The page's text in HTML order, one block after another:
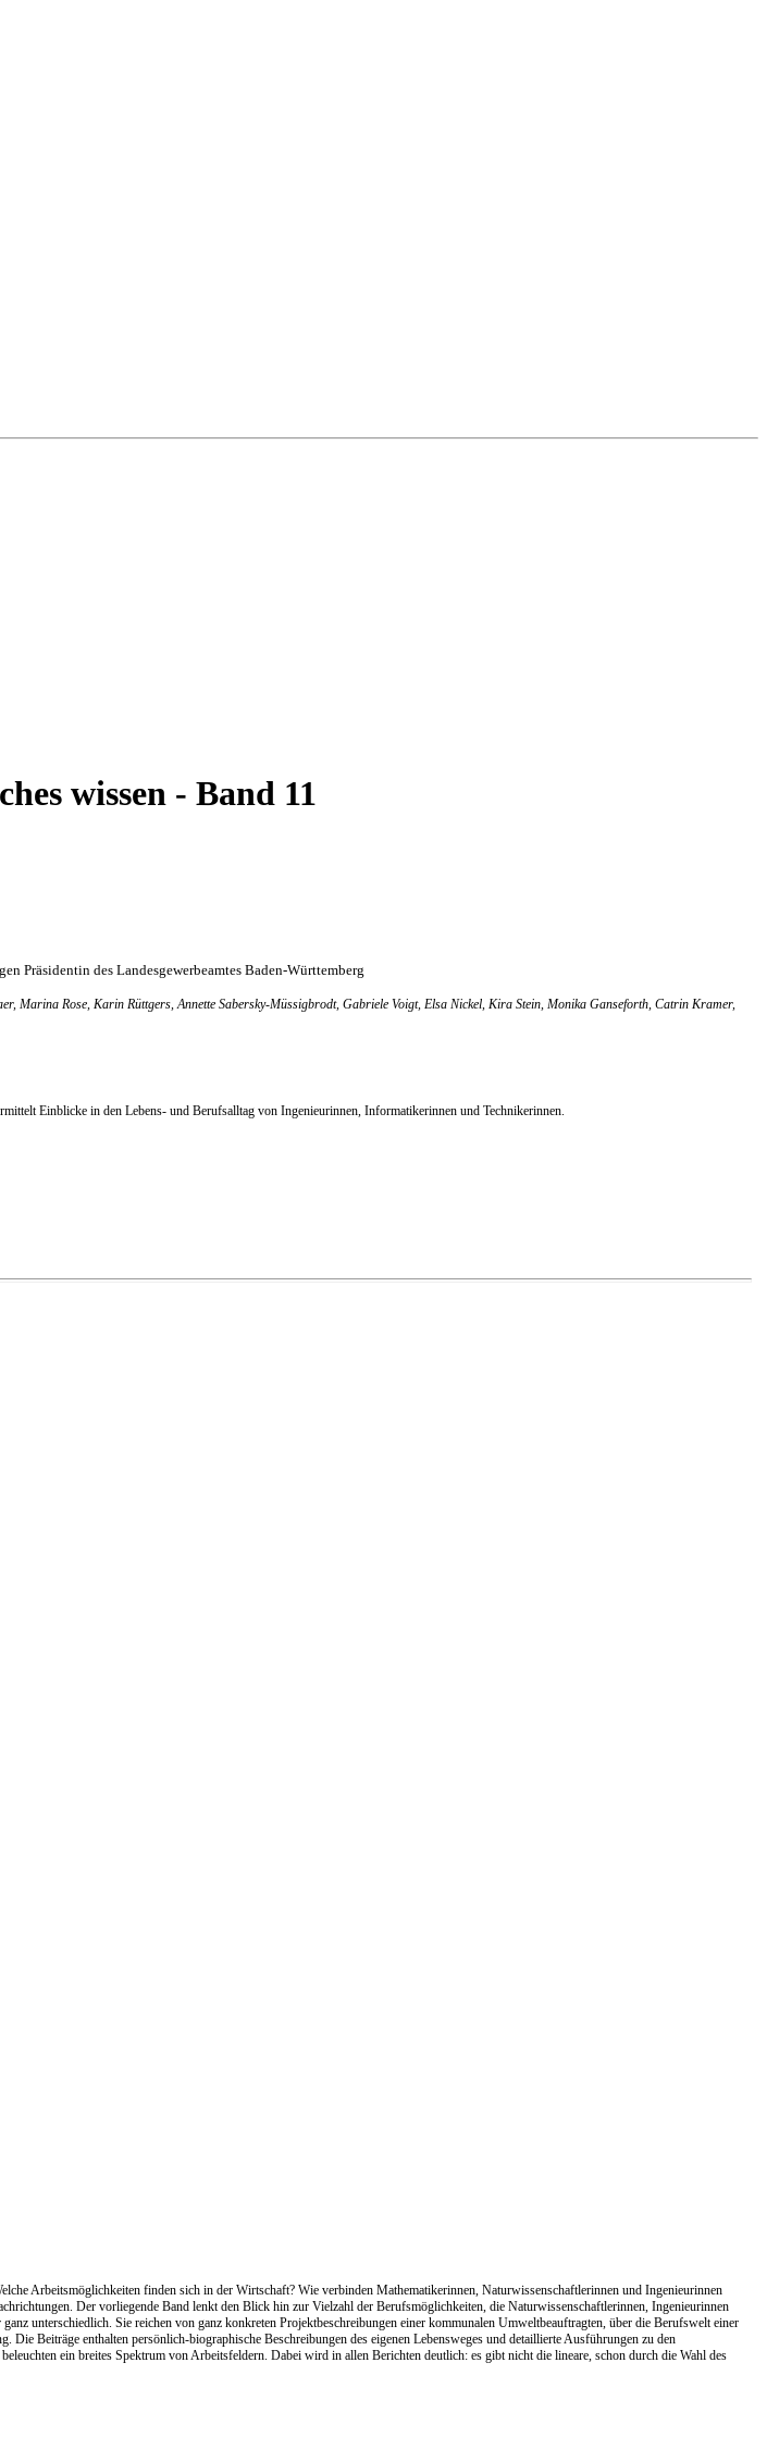
wissen - Band 11
Präsidentin des Landesgewerbeamtes Baden-Württemberg
Marina Rose, Karin Rüttgers, Annette Sabersky-Müssigbrodt, Gabriele Voigt, Elsa Nickel, Kira Stein, Monika Ganseforth, Catrin Kramer,
Einblicke in den Lebens- und Berufsalltag von Ingenieurinnen, Informatikerinnen und Technikerinnen.
Arbeitsmöglichkeiten finden sich in der Wirtschaft? Wie verbinden Mathematikerinnen, Naturwissenschaftlerinnen und Ingenieurinnen
Der vorliegende Band lenkt den Blick hin zur Vielzahl der Berufsmöglichkeiten, die Naturwissenschaftlerinnen, Ingenieurinnen
unterschiedlich. Sie reichen von ganz konkreten Projektbeschreibungen einer kommunalen Umweltbeauftragten, über die Berufswelt einer
Beiträge enthalten persönlich-biographische Beschreibungen des eigenen Lebensweges und detaillierte Ausführungen zu den
ein breites Spektrum von Arbeitsfeldern. Dabei wird in allen Berichten deutlich: es gibt nicht die lineare, schon durch die Wahl des